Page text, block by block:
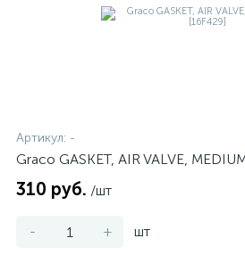
Артикул: -
Graco GASKET, AIR VALVE,
310 руб. /шт
- + шт